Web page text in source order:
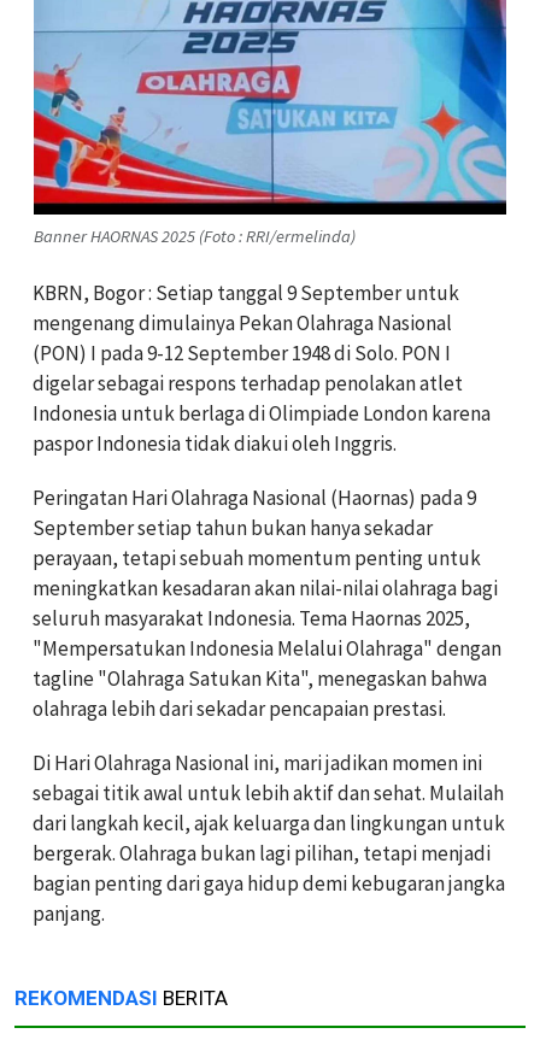
Banner HAORNAS 2025 (Foto : RRI/ermelinda)
KBRN, Bogor : Setiap tanggal 9 September untuk
mengenang dimulainya Pekan Olahraga Nasional
(PON) I pada 9-12 September 1948 di Solo. PON I
digelar sebagai respons terhadap penolakan atlet
Indonesia untuk berlaga di Olimpiade London karena
paspor Indonesia tidak diakui oleh Inggris.
Peringatan Hari Olahraga Nasional (Haornas) pada 9
September setiap tahun bukan hanya sekadar
perayaan, tetapi sebuah momentum penting untuk
meningkatkan kesadaran akan nilai-nilai olahraga bagi
seluruh masyarakat Indonesia. Tema Haornas 2025,
"Mempersatukan Indonesia Melalui Olahraga" dengan
tagline "Olahraga Satukan Kita", menegaskan bahwa
olahraga lebih dari sekadar pencapaian prestasi.
Di Hari Olahraga Nasional ini, mari jadikan momen ini
sebagai titik awal untuk lebih aktif dan sehat. Mulailah
dari langkah kecil, ajak keluarga dan lingkungan untuk
bergerak. Olahraga bukan lagi pilihan, tetapi menjadi
bagian penting dari gaya hidup demi kebugaran jangka
panjang.
REKOMENDASI BERITA